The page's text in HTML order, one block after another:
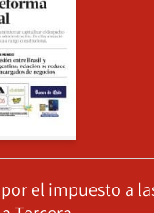
el impuesto a